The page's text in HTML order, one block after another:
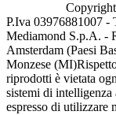
P.Iva 03976881007 -
Mediamond S.p.A. -
Amsterdam (Paesi
Monzese (MI)
riprodotti è vietata
sistemi di
espresso di utilizzare